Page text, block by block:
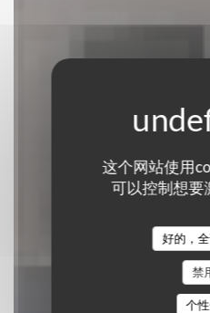
这个网站使用
可以控制想要
好的，
禁
个
Le
BISTRONOMIC餐
预订